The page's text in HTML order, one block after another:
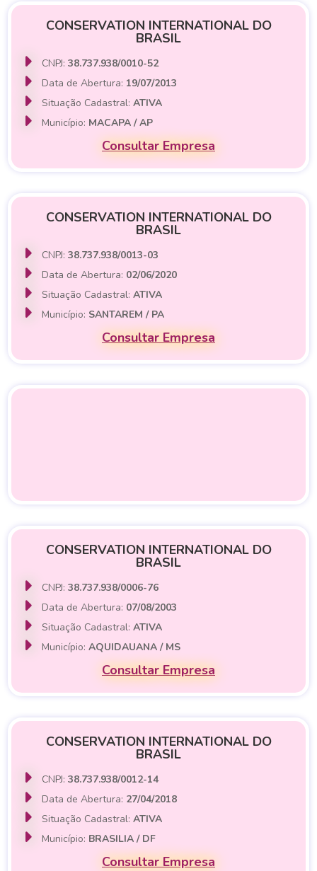
CONSERVATION INTERNATIONAL DO
BRASIL
CNPJ:38.737.938/0010-52
Data de Abertura: 19/07/2013
Situação Cadastral:ATIVA
Município: MACAPA / AP
Consultar Empresa
CONSERVATION INTERNATIONAL DO
BRASIL
CNPJ:38.737.938/0013-03
Data de Abertura: 02/06/2020
Situação Cadastral:ATIVA
Município: SANTAREM / PA
Consultar Empresa
CONSERVATION INTERNATIONAL DO
BRASIL
CNPJ:38.737.938/0006-76
Data de Abertura: 07/08/2003
Situação Cadastral:ATIVA
Município:AQUIDAUANA / MS
Consultar Empresa
CONSERVATION INTERNATIONAL DO
BRASIL
CNPJ:38.737.938/0012-14
Data de Abertura: 27/04/2018
Situação Cadastral:ATIVA
Município: BRASILIA / DF
Consultar Empresa